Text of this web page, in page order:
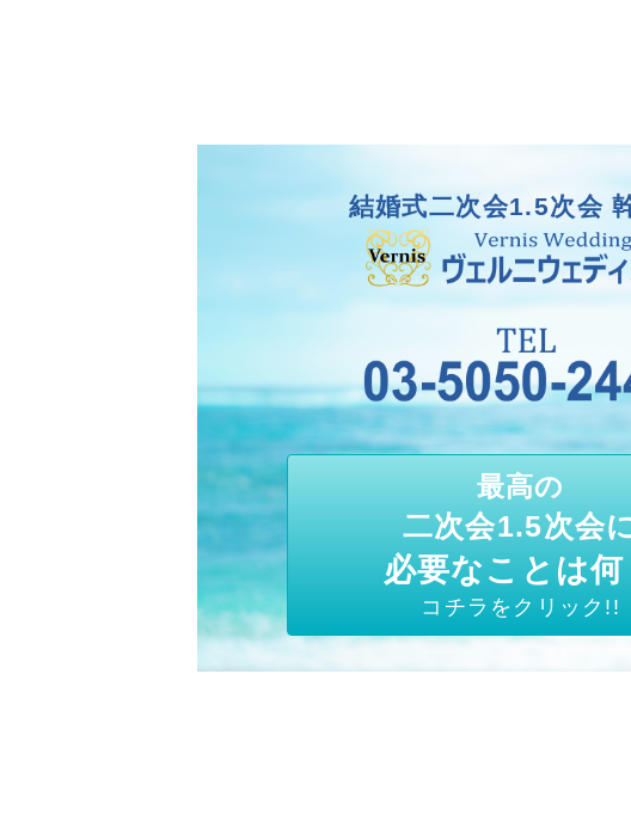
結婚式二次会1.5次会
最高の
二次会1.5次会
必要なことは何
コチラをクリック!!